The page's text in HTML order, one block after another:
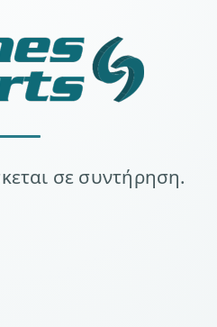
σε συντήρηση.